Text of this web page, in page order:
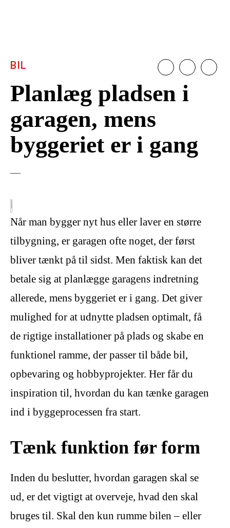
Planlæg pladsen i
garagen, mens
byggeriet er i gang
BIL
Når man bygger nyt hus eller laver en større
tilbygning, er garagen ofte noget, der først
bliver tænkt på til sidst. Men faktisk kan det
betale sig at planlægge garagens indretning
allerede, mens byggeriet er i gang. Det giver
mulighed for at udnytte pladsen optimalt, få
de rigtige installationer på plads og skabe en
funktionel ramme, der passer til både bil,
opbevaring og hobbyprojekter. Her får du
inspiration til, hvordan du kan tænke garagen
ind i byggeprocessen fra start.
Tænk funktion før form
Inden du beslutter, hvordan garagen skal se
ud, er det vigtigt at overveje, hvad den skal
bruges til. Skal den kun rumme bilen – eller